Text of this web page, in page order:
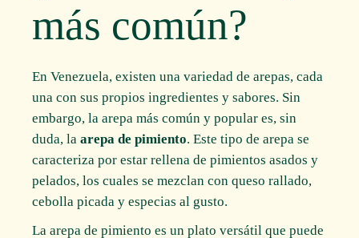
más común?
En Venezuela, existen una variedad de arepas, cada
una con sus propios ingredientes y sabores. Sin
embargo, la arepa más común y popular es, sin
duda, laarepa de pimiento. Este tipo de arepa se
caracteriza por estar rellena de pimientos asados y
pelados, los cuales se mezclan con queso rallado,
cebolla picada y especias al gusto.
La arepa de pimiento es un plato versátil que puede